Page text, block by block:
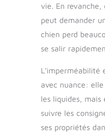
vie. En
peut demander
chien perd
se salir
L’imperméabilité
avec nuance:
les liquides, mais
suivre les
ses propriétés